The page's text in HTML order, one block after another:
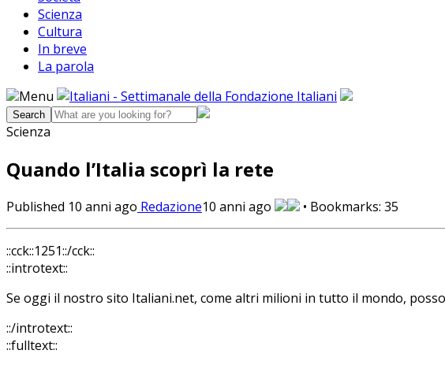
Scienza
Cultura
In breve
La parola
Menu
Scienza
Quando l’Italia scoprì la rete
Published 10 anni ago Redazione10 anni ago • Bookmarks: 35
::cck::1251::/cck::
::introtext::
Se oggi il nostro sito Italiani.net, come altri milioni in tutto il mondo,
::/introtext::
::fulltext::